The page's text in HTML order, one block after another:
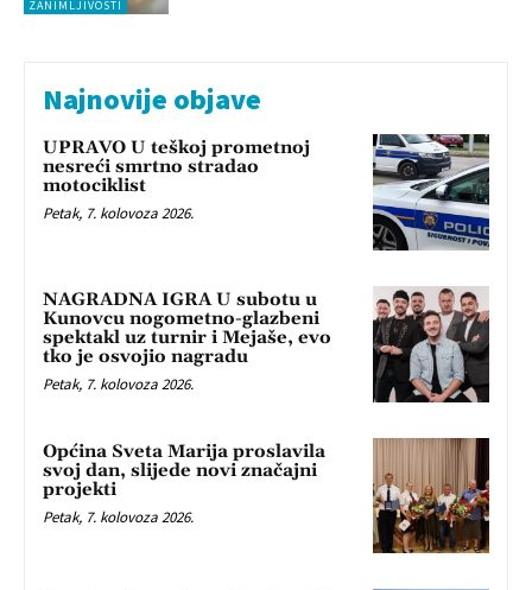
ZANIMLJIVOSTI
Najnovije objave
UPRAVO U teškoj prometnoj
nesreći smrtno stradao
motociklist
Petak, 7. kolovoza 2026.
NAGRADNA IGRA U subotu u
Kunovcu nogometno-glazbeni
spektakl uz turnir i Mejaše, evo
tko je osvojio nagradu
Petak, 7. kolovoza 2026.
Općina Sveta Marija proslavila
svoj dan, slijede novi značajni
projekti
Petak, 7. kolovoza 2026.